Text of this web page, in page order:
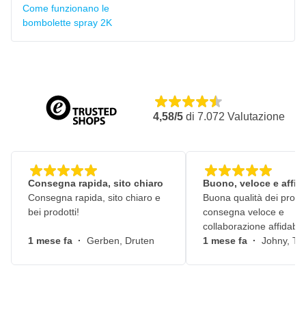
Come funzionano le
bombolette spray 2K
4,58/5 di 7.072 Valutazione
Consegna rapida, sito chiaro
Consegna rapida, sito chiaro e
bei prodotti!
1 mese fa · Gerben, Druten
Buono, veloce e
Buona qualità dei
consegna veloce e
collaborazione
1 mese fa · Johny,